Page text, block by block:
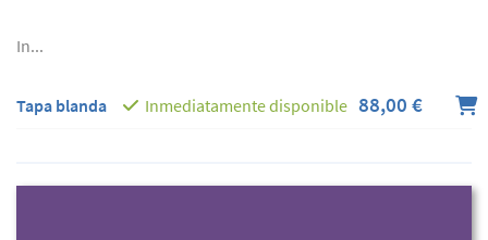
In...
Tapa blanda Inmediatamente disponible 88,00 €